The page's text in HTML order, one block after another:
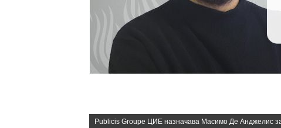
Publicis Groupe ЦИЕ назначава Масимо Де Анджелис